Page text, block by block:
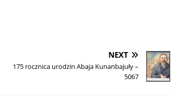
NEXT
175 rocznica urodzin Abaja Kunanbajuły –
5067